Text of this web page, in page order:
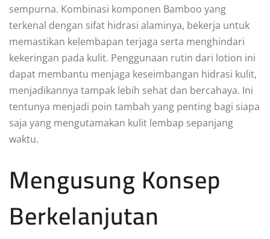
sempurna. Kombinasi komponen Bamboo yang
terkenal dengan sifat hidrasi alaminya, bekerja untuk
memastikan kelembapan terjaga serta menghindari
kekeringan pada kulit. Penggunaan rutin dari lotion ini
dapat membantu menjaga keseimbangan hidrasi kulit,
menjadikannya tampak lebih sehat dan bercahaya. Ini
tentunya menjadi poin tambah yang penting bagi siapa
saja yang mengutamakan kulit lembap sepanjang
waktu.
Mengusung Konsep
Berkelanjutan